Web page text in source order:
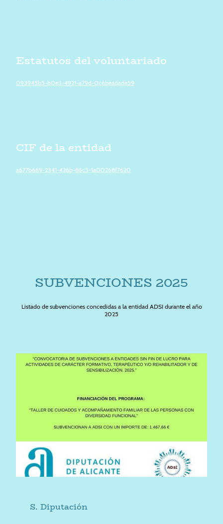
Estatutos del voluntariado
093945b5-b0e3-4921-a79d-0c6beadade59
CIF de la entidad
a677b669-2341-426b-86c5-1a00268f7620
SUBVENCIONES 2025
Listado de subvenciones concedidas a la entidad ADSI durante el año
2025
S. Diputación